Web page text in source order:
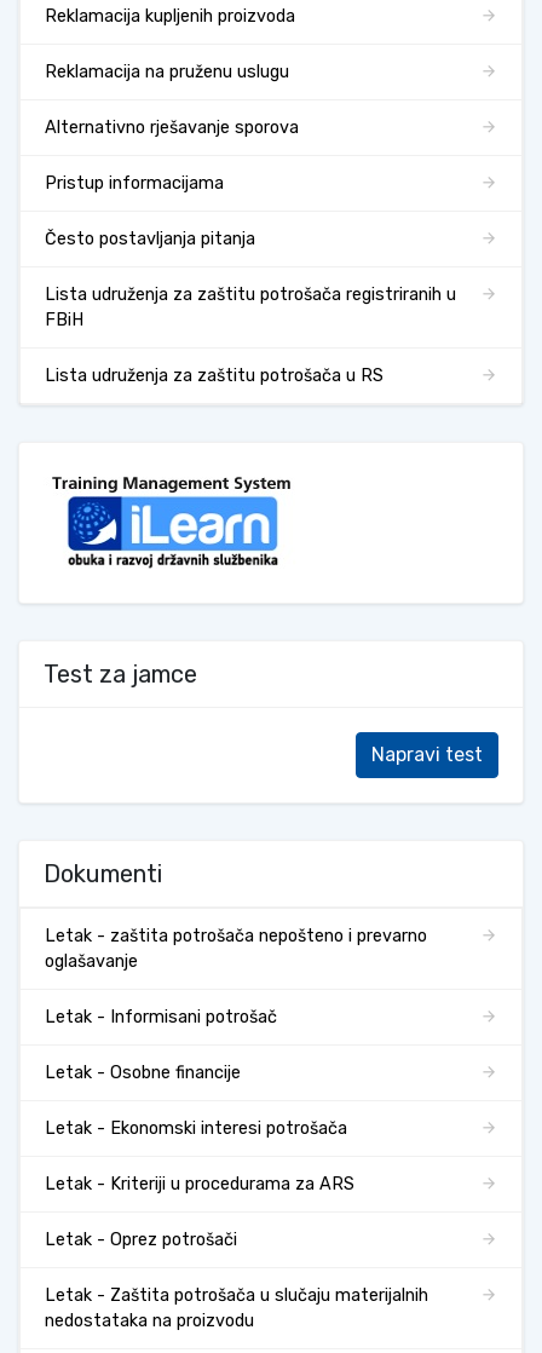
Reklamacija kupljenih proizvoda
Reklamacija na pruženu uslugu
Alternativno rješavanje sporova
Pristup informacijama
Često postavljanja pitanja
Lista udruženja za zaštitu potrošača registriranih u
FBiH
Lista udruženja za zaštitu potrošača u RS
Test za jamce
Napravi test
Dokumenti
Letak - zaštita potrošača nepošteno i prevarno
oglašavanje
Letak - Informisani potrošač
Letak - Osobne financije
Letak - Ekonomski interesi potrošača
Letak - Kriteriji u procedurama za ARS
Letak - Oprez potrošači
Letak - Zaštita potrošača u slučaju materijalnih
nedostataka na proizvodu